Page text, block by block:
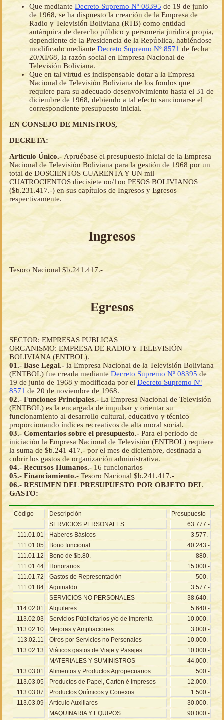
Que mediante Decreto Supremo Nº 08395 de 19 de junio
de 1968, se ha dispuesto la creación de la Empresa de
Radio y Televisión Boliviana (RTB) como entidad
autárquica de derecho público y personería jurídica propia,
dependiente de la Presidencia de la República, habiéndose
modificado mediante Decreto Supremo Nº 8571 de fecha
20/XI/68, la razón social en Empresa Nacional de
Televisión Boliviana.
Que en tal virtud es indispensable dotar a la Empresa
Nacional de Televisión Boliviana de los fondos que
requiere para su adecuado desenvolvimiento hasta el 31 de
diciembre de 1968, debiendo a tal efecto sancionarse el
correspondiente presupuesto inicial.
EN CONSEJO DE MINISTROS,
DECRETA:
Artículo Único.- Apruébase el presupuesto inicial de la Empresa
Nacional de Televisión Boliviana para la gestión de 1968 por un
total de DOSCIENTOS CUARENTA Y UN mil
CUATROCIENTOS diecisiete oo/1oo PESOS BOLIVIANOS
($b.231.417.-) en sus capítulos de Ingresos y Egresos
respectivamente.
Ingresos
Tesoro Nacional $b.241.417.-
Egresos
SECTOR: EMPRESAS PUBLICAS
ORGANISMO: EMPRESA DE RADIO Y TELEVISIÓN
BOLIVIANA (ENTBOL).
01.- Base Legal.-la Empresa Nacional de la Televisión Boliviana
(ENTBOL) fue creada mediante Decreto Supremo Nº 08395 de
19 de junio de 1968 y modificada por el Decreto Supremo Nº
8571 de 20 de noviembre de 1968.
02.- Funciones Principales.- La Empresa Nacional de Televisión
(ENTBOL) es la encargada de impulsar y orientar su
funcionamiento al desarrollo cultural, educativo y técnico
proporcionando índices recreativos de alta moral social.
03.- Comentarios sobre el presupuesto.- Para el periodo de
iniciación la Empresa Nacional de Televisión (ENTBOL) requiere
la suma de $b.241 417.- por el mes de diciembre, destinada a
cubrir los gastos de organización administrativa.
04.- Recursos Humanos.- 16 funcionarios
05.- Financiamiento.- Tesoro Nacional $b.241.417.-
06.- RESUMEN DEL PRESUPUESTO POR OBJETO DEL
GASTO:
Código Descripción
Presupuesto
SERVICIOS PERSONALES
63.777.-
111.01.01
Haberes Básicos
3.577.-
111.01.05
Bono funcional
40.243.-
111.01.12
Bono de $b.80.-
880.-
111.01.44
Honorarios
15.000.-
111.01.72
Gastos de Representación
500.-
111.01.84
Aguinaldo
3.577.-
SERVICIOS NO PERSONALES
38.640.-
114.02.01
Alquileres
5.640.-
113.02.03
Servicios Públicitarios y/o de Imprenta
10.000.-
113.02.10
Mejoras y Ampliaciones
3.000.-
113.02.11
Otros por Servicios no Personales
10.000.-
113.02.13
Viáticos gastos de Viaje y Pasajes
10.000.-
MATERIALES Y SUMINISTROS
44.000.-
113.03.01
Alimentos y Productos Agropecuarios
500.-
113.03.05
Productos de Papel, Cartón é Impresos
12.000.-
113.03.07
Productos Químicos y Conexos
1.500.-
113.03.09
Artículo Auxiliares
30.000.-
MAQUINARIA Y EQUIPOS
90.000.-